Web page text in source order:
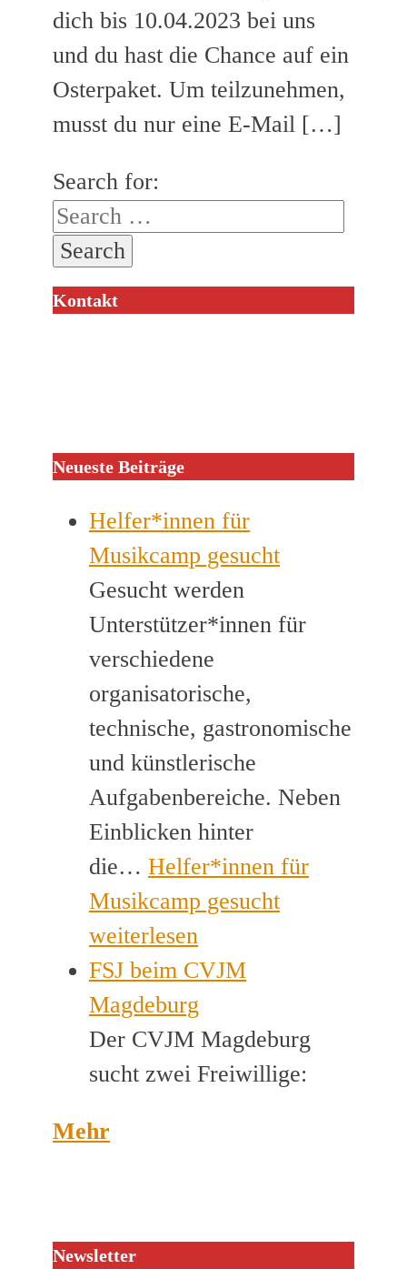
dich bis 10.04.2023 bei uns
und du hast die Chance auf ein
Osterpaket. Um teilzunehmen,
musst du nur eine E-Mail […]
Search for:
Kontakt
Neueste Beiträge
Helfer*innen für
Musikcamp gesucht
Gesucht werden
Unterstützer*innen für
verschiedene
organisatorische,
technische, gastronomische
und künstlerische
Aufgabenbereiche. Neben
Einblicken hinter
die… Helfer*innen für
Musikcamp gesucht
weiterlesen
FSJ beim CVJM
Magdeburg
Der CVJM Magdeburg
sucht zwei Freiwillige:
Mehr
Newsletter